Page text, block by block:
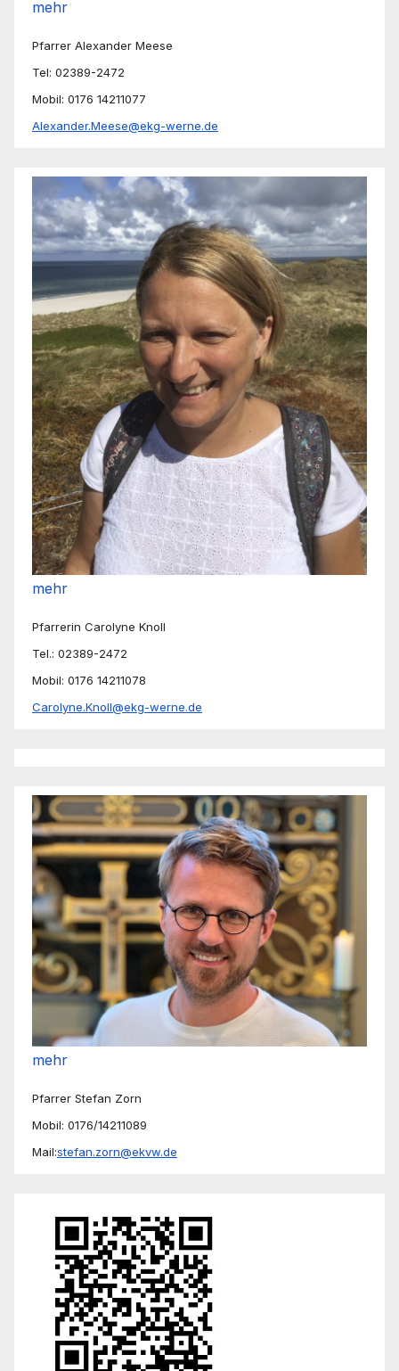
mehr
Pfarrer Alexander Meese
Tel: 02389-2472
Mobil: 0176 14211077
Alexander.Meese@ekg-werne.de
mehr
Pfarrerin Carolyne Knoll
Tel.: 02389-2472
Mobil: 0176 14211078
Carolyne.Knoll@ekg-werne.de
mehr
Pfarrer Stefan Zorn
Mobil: 0176/14211089
Mail:stefan.zorn@ekvw.de